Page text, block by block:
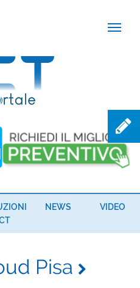
NEWS VIDEO
Pisa